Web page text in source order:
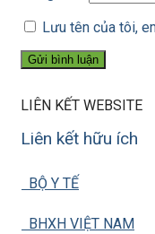
Lưu tên của tôi,
LIÊN KẾT WEBSITE
Liên kết hữu ích
BỘ Y TẾ
BHXH VIỆT NAM